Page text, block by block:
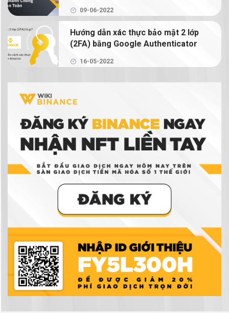
09-06-2022
Hướng dẫn xác thực bảo mật 2 lớp
(2FA) bằng Google Authenticator
16-05-2022